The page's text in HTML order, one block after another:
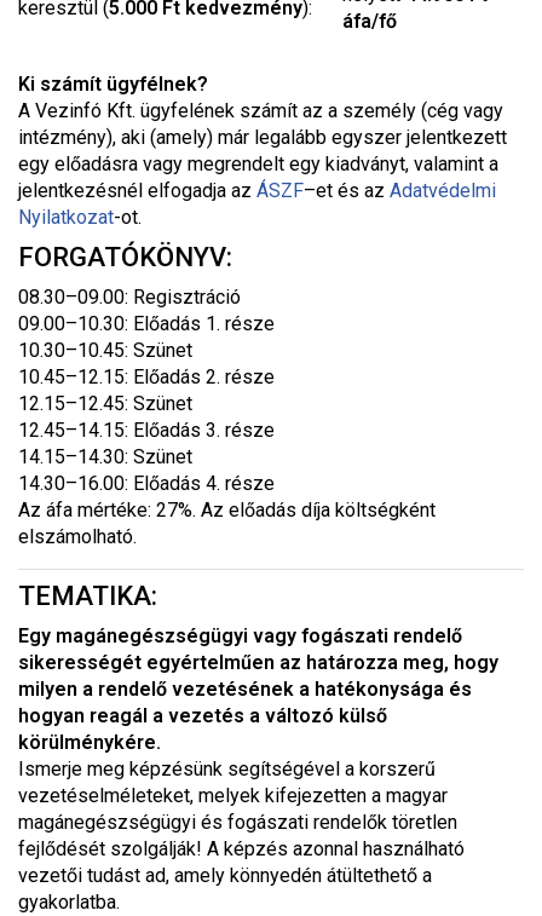
keresztül (5.000 Ft kedvezmény):
áfa/fő
Ki számít ügyfélnek?
A Vezinfó Kft. ügyfelének számít az a személy (cég vagy
intézmény), aki (amely) már legalább egyszer jelentkezett
egy előadásra vagy megrendelt egy kiadványt, valamint a
jelentkezésnél elfogadja az ÁSZF–et és az Adatvédelmi
Nyilatkozat-ot.
FORGATÓKÖNYV:
08.30–09.00: Regisztráció
09.00–10.30: Előadás 1. része
10.30–10.45: Szünet
10.45–12.15: Előadás 2. része
12.15–12.45: Szünet
12.45–14.15: Előadás 3. része
14.15–14.30: Szünet
14.30–16.00: Előadás 4. része
Az áfa mértéke: 27%. Az előadás díja költségként
elszámolható.
TEMATIKA:
Egy magánegészségügyi vagy fogászati rendelő
sikerességét egyértelműen az határozza meg, hogy
milyen a rendelő vezetésének a hatékonysága és
hogyan reagál a vezetés a változó külső
körülménykére.
Ismerje meg képzésünk segítségével a korszerű
vezetéselméleteket, melyek kifejezetten a magyar
magánegészségügyi és fogászati rendelők töretlen
fejlődését szolgálják! A képzés azonnal használható
vezetői tudást ad, amely könnyedén átültethető a
gyakorlatba.